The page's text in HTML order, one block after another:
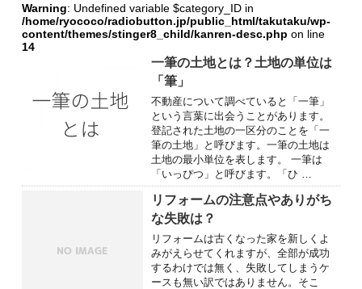
Warning: Undefined variable $category_ID in
/home/ryococo/radiobutton.jp/public_html/takutaku/wp-
content/themes/stinger8_child/kanren-desc.php on line
14
一筆の土地とは？土地の単位は
「筆」
不動産について調べていると「一筆」
という言葉に出会うことがあります。
登記された土地の一区分のことを「一
筆の土地」と呼びます。一筆の土地は
土地の最小単位を表します。 一筆は
「いっぴつ」と呼びます。「ひ …
リフォームの注意点やありがち
な失敗は？
リフォームは古くなった家を新しくよ
みがえらせてくれますが、全部が成功
するわけでは無く、失敗してしまうケ
ースも無い訳ではありません。そこ